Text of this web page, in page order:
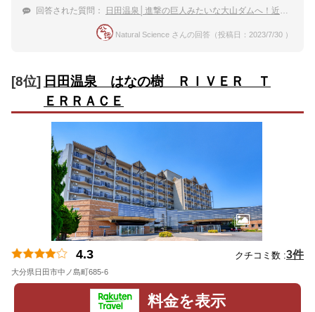
回答された質問： 日田温泉│進撃の巨人みたいな大山ダムへ！近くの温泉宿を教えて。
Natural Science さんの回答（投稿日：2023/7/30 ）
[8位] 日田温泉 はなの樹 ＲＩＶＥＲ Ｔ
ＥＲＲＡＣＥ
4.3 クチコミ数 :3件
大分県日田市中ノ島町685-6
料金を表示